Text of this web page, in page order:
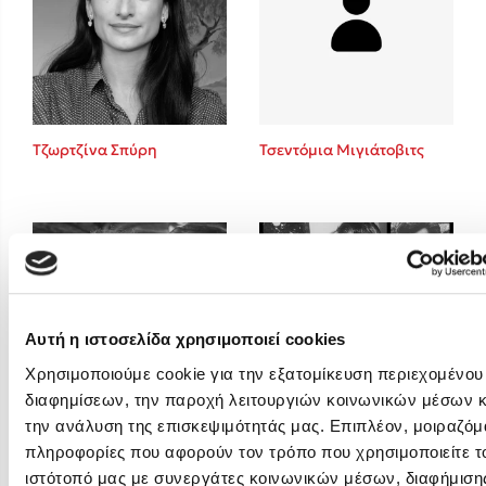
Αυτή η ιστοσελίδα χρησιμοποιεί cookies
Χρησιμοποιούμε cookie για την εξατομίκευση περιεχομένου
διαφημίσεων, την παροχή λειτουργιών κοινωνικών μέσων
την ανάλυση της επισκεψιμότητάς μας. Επιπλέον,
πληροφορίες που αφορούν τον τρόπο που χρησιμοποιείτε
ιστότοπό μας με συνεργάτες κοινωνικών μέσων,
Emily Henry
Ali Hazelwood
Cori Doerrfeld
Pierdomenico Baccalario
Δανάη Ιμπραχήμ
Τεστ: Ποιο αστυνομικό βιβλίο σου ταιριάζει για το καλοκαίρι;
3 βιβλία βασισμένα σε αληθινά γεγονότα!
Μια λέξη που συχνά νιώθεις αλλά την αγνοείς
Τι είναι η νευροποικιλότητα; Η Δρ. Δανάη Δεληγεώργη απαντά!
Συγχαρητήρια, Πέθανες! Μια ξενάγηση στον Άδη της ελληνικής
μυθολογίας
Εύκολη συνταγή για chicken BBQ pizza από τον Άκη Πετρετζίκη!
3 βιβλία που μπορείς να διαβάσεις σε μια μέρα!
Τζωρτζίνα Σπύρη Τσεντόμια Μιγιάτοβιτς
Φλώρα Παπαδοπούλου Φρέντυ Γερμανός